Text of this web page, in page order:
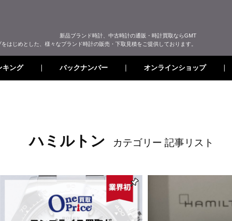
新品ブランド時計、中古時計の通販・時計買取ならGMT
はじめとした、様々なブランド時計の販売・下取見積をご提供しております。
キング バックナンバー オンラインショップ
ハミルトン カテゴリー 記事リスト